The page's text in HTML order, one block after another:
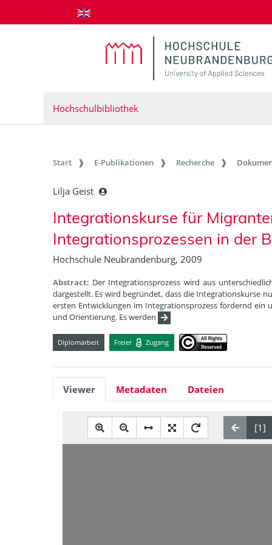
zum Inhalt springen
Hochschulbibliothek
Start E-Publikationen Recherche
Lilja Geist
Integrationskurse für
Integrationsprozessen in der
Hochschule Neubrandenburg, 2009
Abstract: Der Integrationsprozess wird aus
dargestellt. Es wird begründet, dass die Integrationskurse
ersten Entwicklungen im Integrationsprozess fördernd ein
und Orientierung. Es werden
Diplomarbeit Freier Zugang
Viewer Metadaten Dateien